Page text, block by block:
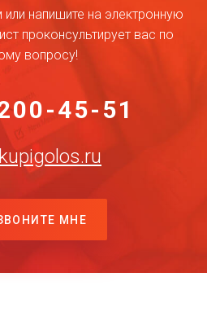
напишите на электронную
проконсультирует вас по
вопросу!
45-51
МНЕ